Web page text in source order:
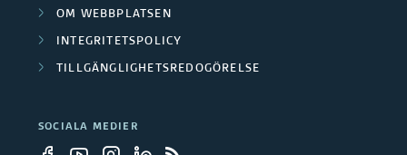
OM WEBBPLATSEN
INTEGRITETSPOLICY
TILLGÄNGLIGHETSREDOGÖRELSE
SOCIALA MEDIER